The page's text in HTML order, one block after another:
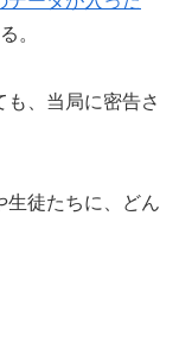
。
、当局に密告さ
生徒たちに、どん